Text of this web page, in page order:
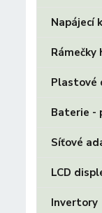
Napájecí
Rámečky
Plastové
Baterie -
Síťové
LCD
Invertory